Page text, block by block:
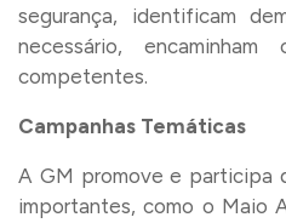
segurança, identificam
necessário,
competentes.
Campanhas Temáticas
A GM promove e participa
importantes, como o Maio